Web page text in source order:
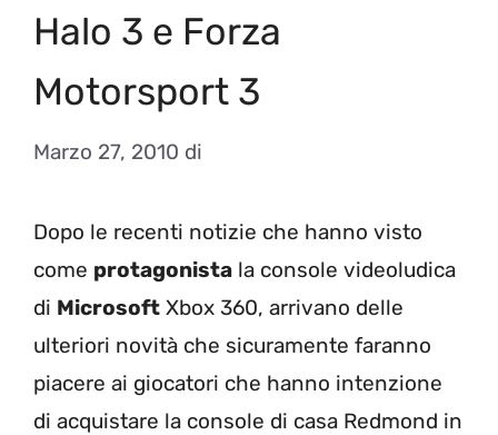
Halo 3 e Forza
Motorsport 3
Marzo 27, 2010 di
Dopo le recenti notizie che hanno visto
come protagonista la console videoludica
di Microsoft Xbox 360, arrivano delle
ulteriori novità che sicuramente faranno
piacere ai giocatori che hanno intenzione
di acquistare la console di casa Redmond in